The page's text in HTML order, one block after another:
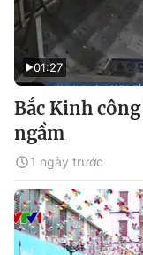
01:27
Bắc Kinh
ngầm
1 ngày trước